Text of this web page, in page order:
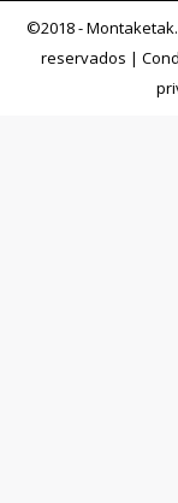
©2018 -
reservados |